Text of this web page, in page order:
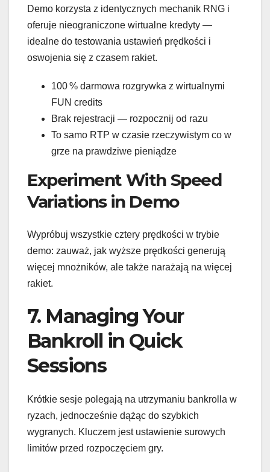
Demo korzysta z identycznych mechanik RNG i
oferuje nieograniczone wirtualne kredyty —
idealne do testowania ustawień prędkości i
oswojenia się z czasem rakiet.
100 % darmowa rozgrywka z wirtualnymi
FUN credits
Brak rejestracji — rozpocznij od razu
To samo RTP w czasie rzeczywistym co w
grze na prawdziwe pieniądze
Experiment With Speed
Variations in Demo
Wypróbuj wszystkie cztery prędkości w trybie
demo: zauważ, jak wyższe prędkości generują
więcej mnożników, ale także narażają na więcej
rakiet.
7. Managing Your
Bankroll in Quick
Sessions
Krótkie sesje polegają na utrzymaniu bankrolla w
ryzach, jednocześnie dążąc do szybkich
wygranych. Kluczem jest ustawienie surowych
limitów przed rozpoczęciem gry.